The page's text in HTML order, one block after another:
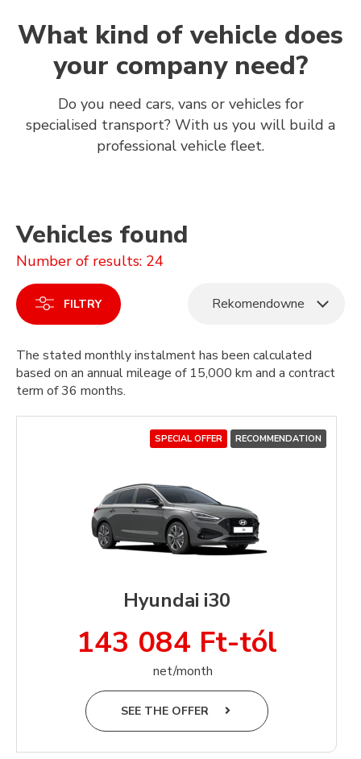
What kind of vehicle does
your company need?
Do you need cars, vans or vehicles for
specialised transport? With us you will build a
professional vehicle fleet.
Vehicles found
Number of results: 24
FILTRY Rekomendowne
The stated monthly instalment has been calculated
based on an annual mileage of 15,000 km and a contract
term of 36 months.
SPECIAL OFFER RECOMMENDATION
Hyundai i30
143 084 Ft-tól
net/month
SEE THE OFFER